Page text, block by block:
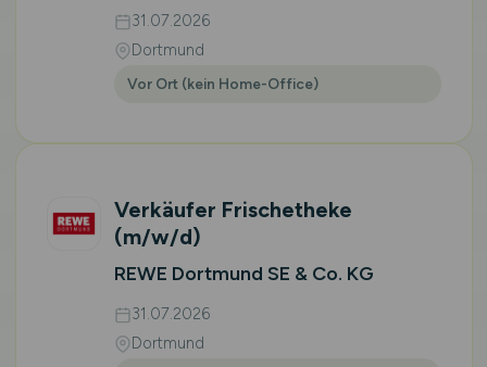
31.07.2026
Dortmund
Vor Ort (kein Home-Office)
Verkäufer Frischetheke
(m/w/d)
REWE Dortmund SE & Co. KG
31.07.2026
Dortmund